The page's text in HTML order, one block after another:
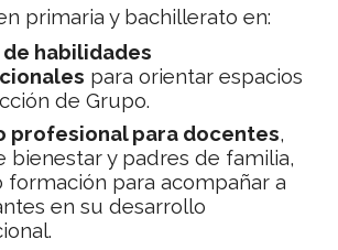
primaria y bachillerato en:
habilidades
para orientar espacios
de Grupo.
profesional para docentes,
bienestar y padres de familia,
formación para acompañar a
en su desarrollo